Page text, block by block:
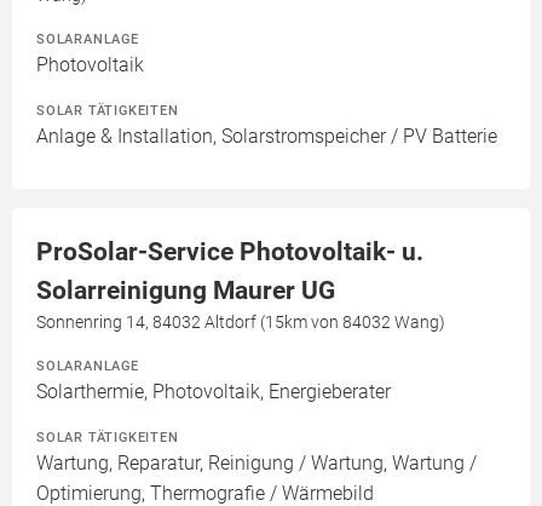
SOLARANLAGE
Photovoltaik
SOLAR TÄTIGKEITEN
Anlage & Installation, Solarstromspeicher / PV Batterie
ProSolar-Service Photovoltaik- u.
Solarreinigung Maurer UG
Sonnenring 14, 84032 Altdorf (15km von 84032 Wang)
SOLARANLAGE
Solarthermie, Photovoltaik, Energieberater
SOLAR TÄTIGKEITEN
Wartung, Reparatur, Reinigung / Wartung, Wartung /
Optimierung, Thermografie / Wärmebild